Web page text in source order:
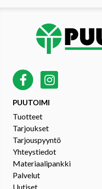
PUUTOIMI
Tuotteet
Tarjoukset
Tarjouspyyntö
Yhteystiedot
Materiaalipankki
Palvelut
Uutiset